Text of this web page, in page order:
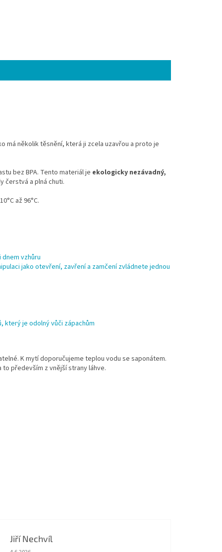
má několik těsnění, která ji zcela uzavřou a proto je
bez BPA. Tento materiál je ekologicky nezávadný,
čerstvá a plná chuti.
až 96°C.
vzhůru
jako otevření, zavření a zamčení zvládnete jednou
který je odolný vůči zápachům
K mytí doporučujeme teplou vodu se saponátem.
především z vnější strany láhve.
Jiří Nechvíl
Hodnocení obchodu je 5 z 5 hvězdiček.